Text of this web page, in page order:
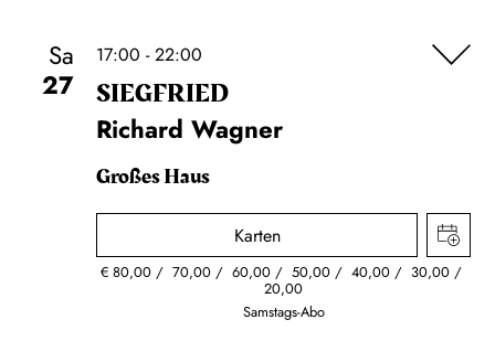
Sa
27
17:00 - 22:00
SIEG­FRIED
Richard Wagner
Großes Haus
Karten
€80,00 70,00 60,00 50,00 40,00 30,00
20,00
Samstags-Abo